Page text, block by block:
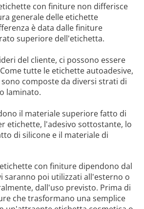
con finiture non differisce
generale delle etichette
è data dalle finiture
superiore dell'etichetta.
del cliente, ci possono essere
tutte le etichette autoadesive,
composte da diversi strati di
laminato.
il materiale superiore fatto di
etichette, l'adesivo sottostante, lo
di silicone e il materiale di
con finiture dipendono dal
saranno poi utilizzati all'esterno o
dall'uso previsto. Prima di
che trasformano una semplice